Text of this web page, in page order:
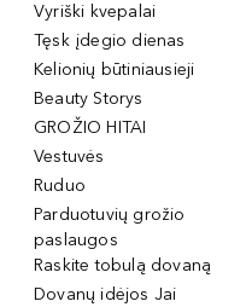
Vyriški kvepalai
Tęsk įdegio dienas
Kelionių būtiniausieji
Beauty Storys
GROŽIO HITAI
Vestuvės
Ruduo
Parduotuvių grožio
paslaugos
Raskite tobulą dovaną
Dovanų idėjos Jai